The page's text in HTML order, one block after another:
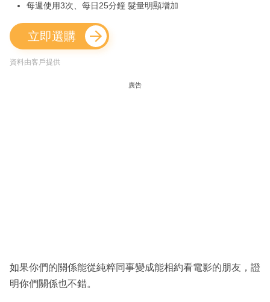
每週使用3次、每日25分鐘 髮量明顯增加
立即選購
資料由客戶提供
廣告
如果你們的關係能從純粹同事變成能相約看電影的朋友，證
明你們關係也不錯。